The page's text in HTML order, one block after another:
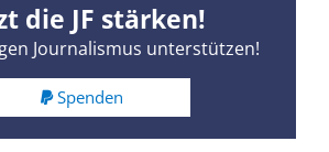
die JF stärken!
Journalismus unterstützen!
Spenden